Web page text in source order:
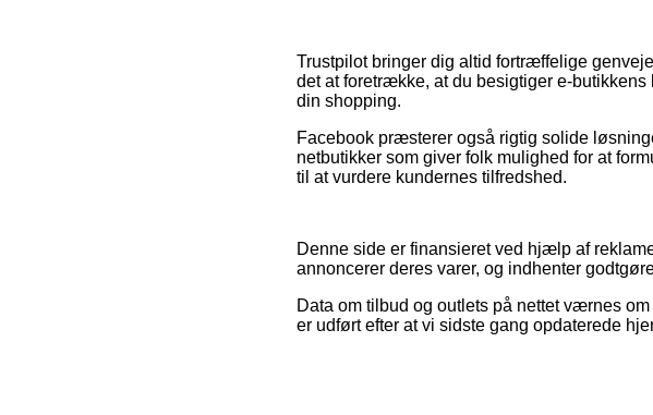
Trustpilot bringer dig altid fortræffelige
det at foretrække, at du besigtiger e-
din shopping.
Facebook præsterer også rigtig solide
netbutikker som giver folk mulighed for at
til at vurdere kundernes tilfredshed.
Denne side er finansieret ved hjælp af
annoncerer deres varer, og indhenter
Data om tilbud og outlets på nettet værnes
er udført efter at vi sidste gang opdaterede